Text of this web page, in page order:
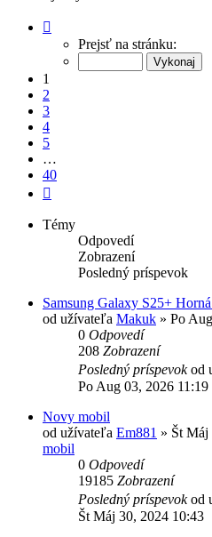
Prejsť na stránku:
1
2
3
4
5
…
40
Témy
Odpovedí
Zobrazení
Posledný príspevok
Samsung Galaxy S25+
od užívateľa Makuk » Po
0 Odpovedí
208 Zobrazení
Posledný príspevokod
Po Aug 03, 2026 11:19
Novy mobil
od užívateľa Em881 » Št Máj
mobil
0 Odpovedí
19185 Zobrazení
Posledný príspevokod
Št Máj 30, 2024 10:43